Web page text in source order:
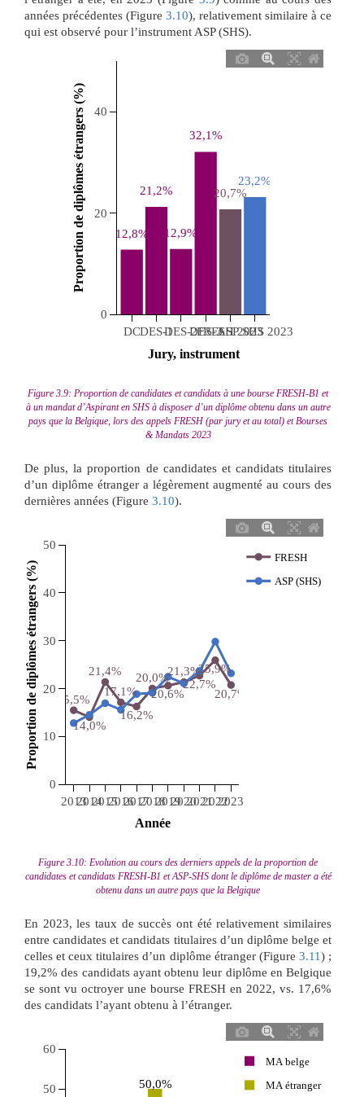
années précédentes (Figure 3.10), relativement similaire à ce
qui est observé pour l’instrument ASP (SHS).
23,2%
20,7%
12,8%
21,2%
12,9%
32,1%
DCDES-1DES-2DES-3
FRESH 2023
ASP SHS 2023
0
20
40
Jury, instrument
Proportion de diplômes étrangers (%)
Figure 3.9: Proportion de candidates et candidats à une bourse FRESH-B1 et
à un mandat d’Aspirant en SHS à disposer d’un diplôme obtenu dans un autre
pays que la Belgique, lors des appels FRESH (par jury et au total) et Bourses
& Mandats 2023
De plus, la proportion de candidates et candidats titulaires
d’un diplôme étranger a légèrement augmenté au cours des
dernières années (Figure 3.10).
15,5%
14,0%
21,4%
17,1%
16,2%
20,0%
20,6%
21,3%
22,7%
25,9%
20,7%
20132014201520162017201820192020202120222023
0
10
20
30
40
50
FRESH
ASP (SHS)
Année
Proportion de diplômes étrangers (%)
Figure 3.10: Evolution au cours des derniers appels de la proportion de
candidates et candidats FRESH-B1 et ASP-SHS dont le diplôme de master a été
obtenu dans un autre pays que la Belgique
En 2023, les taux de succès ont été relativement similaires
entre candidates et candidats titulaires d’un diplôme belge et
celles et ceux titulaires d’un diplôme étranger (Figure 3.11) ;
19,2% des candidats ayant obtenu leur diplôme en Belgique
se sont vu octroyer une bourse FRESH en 2022, vs. 17,6%
des candidats l’ayant obtenu à l’étranger.
50,0%
50
60
MA belge
MA étranger